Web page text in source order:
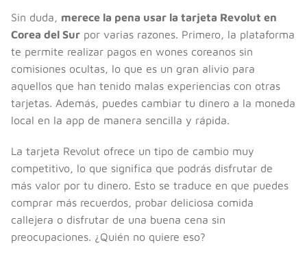
Sin duda, merece la pena usar la tarjeta Revolut en
Corea del Sur por varias razones. Primero, la plataforma
te permite realizar pagos en wones coreanos sin
comisiones ocultas, lo que es un gran alivio para
aquellos que han tenido malas experiencias con otras
tarjetas. Además, puedes cambiar tu dinero a la moneda
local en la app de manera sencilla y rápida.
La tarjeta Revolut ofrece un tipo de cambio muy
competitivo, lo que significa que podrás disfrutar de
más valor por tu dinero. Esto se traduce en que puedes
comprar más recuerdos, probar deliciosa comida
callejera o disfrutar de una buena cena sin
preocupaciones. ¿Quién no quiere eso?